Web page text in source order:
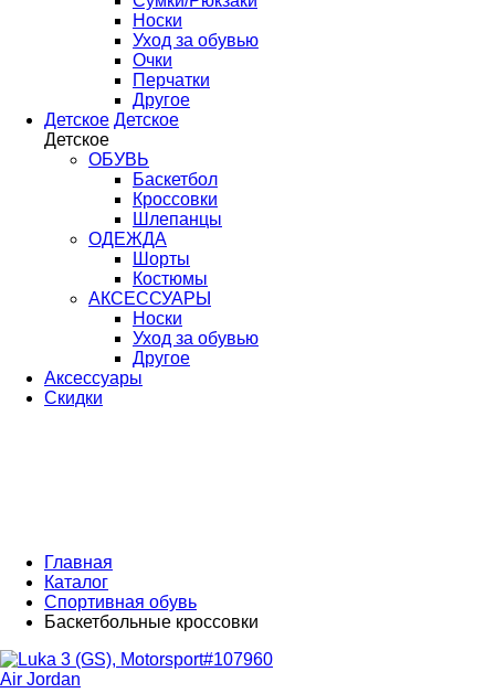
Носки
Уход за обувью
Очки
Перчатки
Другое
Детское Детское
Детское
ОБУВЬ
Баскетбол
Кроссовки
Шлепанцы
ОДЕЖДА
Шорты
Костюмы
АКСЕССУАРЫ
Носки
Уход за обувью
Другое
Аксессуары
Скидки
Главная
Каталог
Спортивная обувь
Баскетбольные кроссовки
Air Jordan